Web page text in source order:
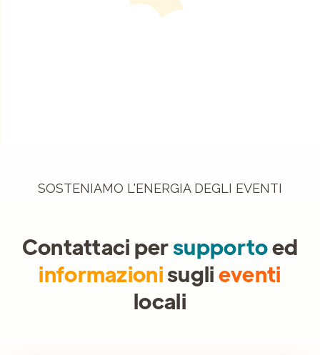
SOSTENIAMO L'ENERGIA DEGLI EVENTI
Contattaci persupportoed
informazionisuglieventi
locali